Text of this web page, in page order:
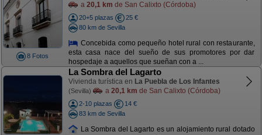
8 Fotos
a 20,1 km de San Calixto (Córdoba)
20+5 plazas
25 €
80 km de Sevilla
Concebida como pequeño hotel rural con restaurante,
esta casa nace del sueño de sus promotores por dar
hospedaje a aquellos que sueñan con a ...
La Sombra del Lagarto
Vivienda turística en La Puebla de Los Infantes
(Sevilla) a 20,1 km de San Calixto (Córdoba)
2-10 plazas
14 €
83 km de Sevilla
La Sombra del Lagarto es un alojamiento rural dotado